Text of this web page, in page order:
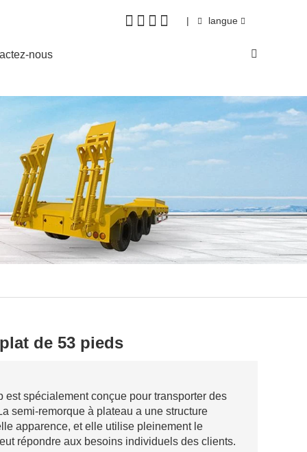
| langue
nous
de 53 pieds
spécialement conçue pour transporter des
semi-remorque à plateau a une structure
apparence, et elle utilise pleinement le
répondre aux besoins individuels des clients.